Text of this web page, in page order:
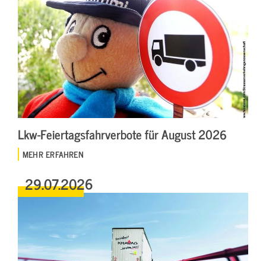
Lkw-Feiertagsfahrverbote für August 2026
MEHR ERFAHREN
29.07.2026